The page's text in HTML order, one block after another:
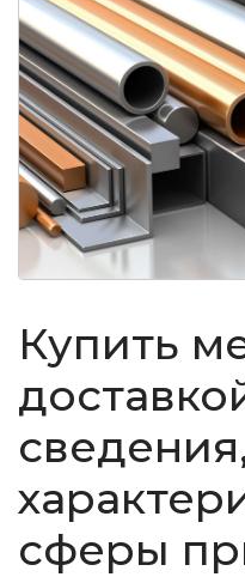
Купить
сферы